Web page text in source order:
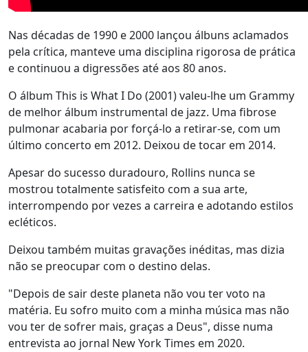
Nas décadas de 1990 e 2000 lançou álbuns aclamados
pela crítica, manteve uma disciplina rigorosa de prática
e continuou a digressões até aos 80 anos.
O álbum This is What I Do (2001) valeu-lhe um Grammy
de melhor álbum instrumental de jazz. Uma fibrose
pulmonar acabaria por forçá-lo a retirar-se, com um
último concerto em 2012. Deixou de tocar em 2014.
Apesar do sucesso duradouro, Rollins nunca se
mostrou totalmente satisfeito com a sua arte,
interrompendo por vezes a carreira e adotando estilos
ecléticos.
Deixou também muitas gravações inéditas, mas dizia
não se preocupar com o destino delas.
"Depois de sair deste planeta não vou ter voto na
matéria. Eu sofro muito com a minha música mas não
vou ter de sofrer mais, graças a Deus", disse numa
entrevista ao jornal New York Times em 2020.